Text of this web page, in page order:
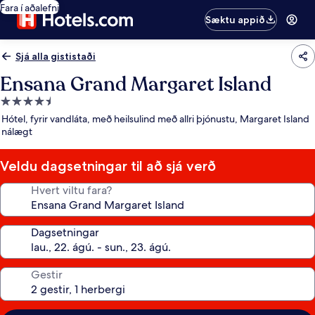
Fara í aðalefni
Sæktu appið
Sjá alla gististaði
Ensana Grand Margaret Island
4.5
stjörnu
gististaður
Hótel, fyrir vandláta, með heilsulind með allri þjónustu, Margaret Island
nálægt
Veldu dagsetningar til að sjá verð
Hvert viltu fara?
Dagsetningar
Gestir